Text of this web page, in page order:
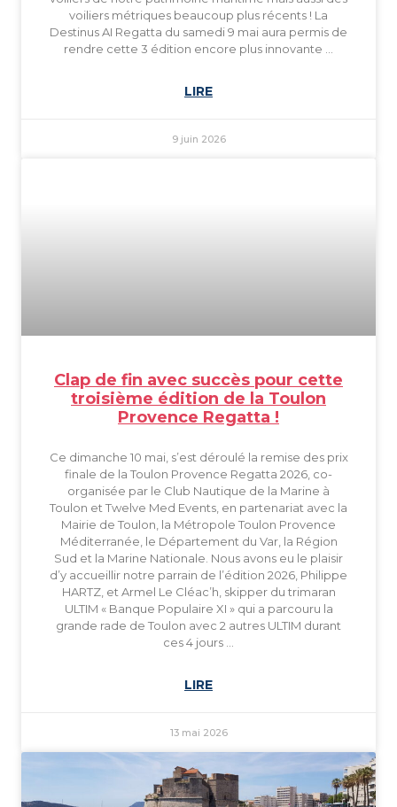
voiliers métriques beaucoup plus récents ! La
Destinus AI Regatta du samedi 9 mai aura permis de
rendre cette 3 édition encore plus innovante …
LIRE
9 juin 2026
Clap de fin avec succès pour cette
troisième édition de la Toulon
Provence Regatta !
Ce dimanche 10 mai, s’est déroulé la remise des prix
finale de la Toulon Provence Regatta 2026, co-
organisée par le Club Nautique de la Marine à
Toulon et Twelve Med Events, en partenariat avec la
Mairie de Toulon, la Métropole Toulon Provence
Méditerranée, le Département du Var, la Région
Sud et la Marine Nationale. Nous avons eu le plaisir
d’y accueillir notre parrain de l’édition 2026, Philippe
HARTZ, et Armel Le Cléac’h, skipper du trimaran
ULTIM « Banque Populaire XI » qui a parcouru la
grande rade de Toulon avec 2 autres ULTIM durant
ces 4 jours …
LIRE
13 mai 2026